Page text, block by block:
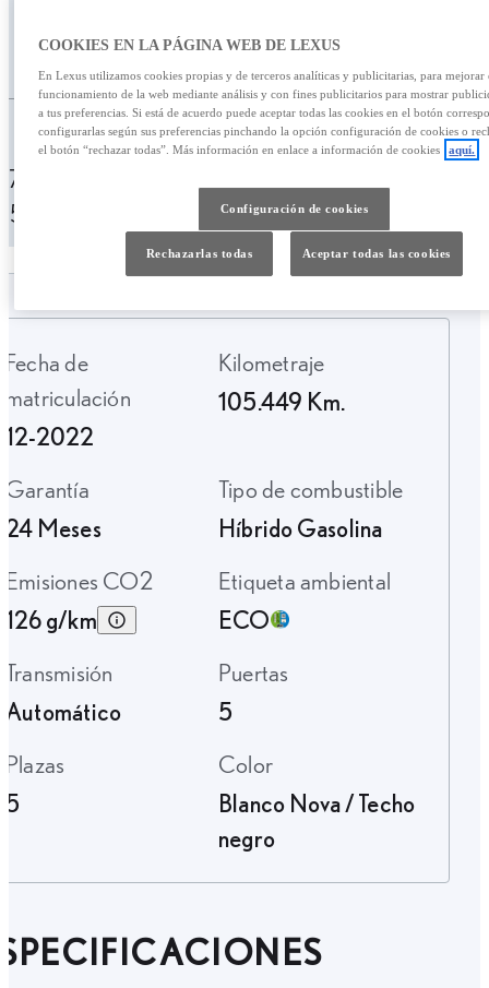
27.900,00 €
/mes
Personalizar financiación
€ /mes
€
TAE: 9,81%
Fecha de
matriculación
12-2022
Kilometraje
105.449 Km.
Garantía
24 Meses
Tipo de combustible
Híbrido Gasolina
Emisiones CO2
126 g/km
Etiqueta ambiental
ECO
Transmisión
Automático
Puertas
5
Plazas
5
Color
Blanco Nova / Techo
negro
COOKIES EN LA PÁGINA WEB DE LEXUS
En Lexus utilizamos cookies propias y de terceros analíticas y publicitarias, para mejorar
funcionamiento de la web mediante análisis y con fines publicitarios para mostrar
a tus preferencias. Si está de acuerdo puede aceptar todas las cookies en el botón
configurarlas según sus preferencias pinchando la opción configuración de cookies o
el botón “rechazar todas”. Más información en enlace a información de cookies aquí.
Configuración de cookies
Rechazarlas todas Aceptar todas las cookies